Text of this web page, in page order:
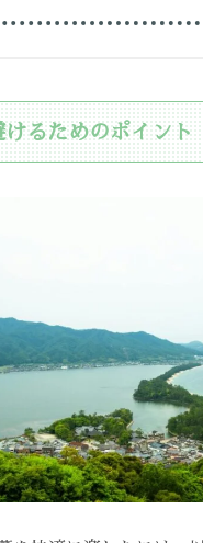
けるためのポイント